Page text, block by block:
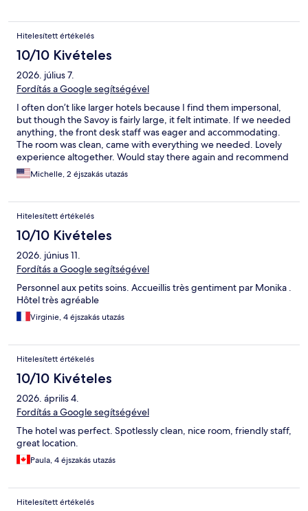
Hitelesített értékelés
10/10 Kivételes
2026. július 7.
Fordítás a Google segítségével
I often don’t like larger hotels because I find them impersonal,
but though the Savoy is fairly large, it felt intimate. If we needed
anything, the front desk staff was eager and accommodating.
The room was clean, came with everything we needed. Lovely
experience altogether. Would stay there again and recommend
it. Michelle, 2 éjszakás utazás
Hitelesített értékelés
10/10 Kivételes
2026. június 11.
Fordítás a Google segítségével
Personnel aux petits soins. Accueillis très gentiment par Monika .
Hôtel très agréable
Virginie, 4 éjszakás utazás
Hitelesített értékelés
10/10 Kivételes
2026. április 4.
Fordítás a Google segítségével
The hotel was perfect. Spotlessly clean, nice room, friendly staff,
great location.
Paula, 4 éjszakás utazás
Hitelesített értékelés